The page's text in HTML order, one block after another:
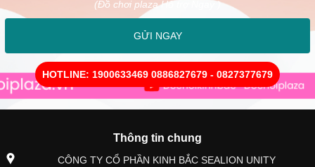
(Đồ chơi plaza Hỗ trợ Ngay )
GỬI NGAY
HOTLINE: 1900633469 0886827679 - 0827377679
Thông tin chung
CÔNG TY CỔ PHẦN KINH BẮC SEALION UNITY